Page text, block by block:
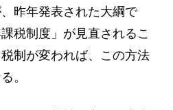
昨年発表された大綱で
税制度」が見直されるこ
制が変われば、この方法
。